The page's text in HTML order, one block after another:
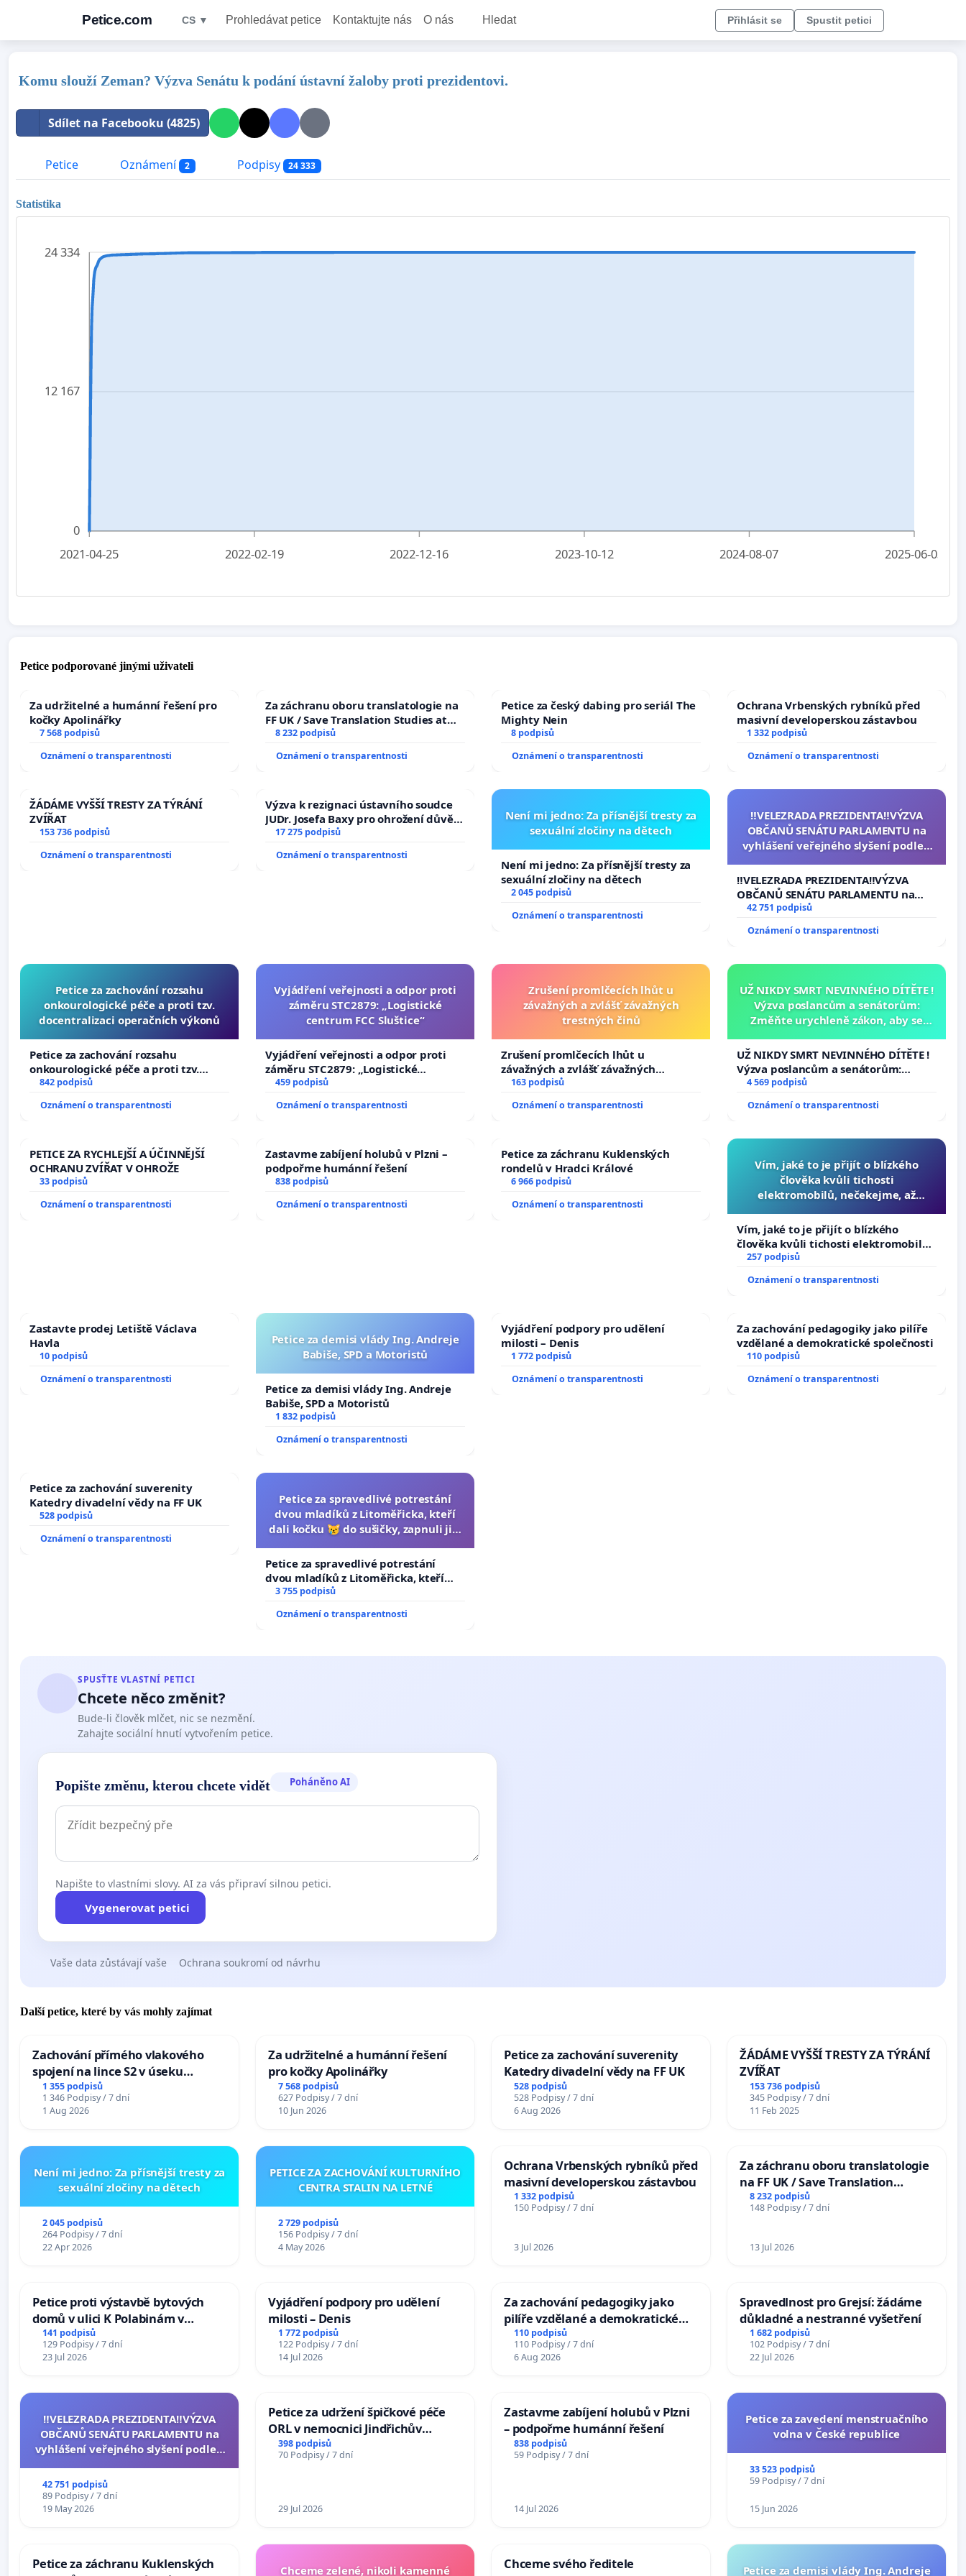
Petice.com CS ▼ Prohledávat petice Kontaktujte nás O nás Hledat Přihlásit se Spustit petici
Komu slouží Zeman? Výzva Senátu k podání ústavní žaloby proti prezidentovi.
Sdílet na Facebooku (4825)
Petice Oznámení 2 Podpisy 24 333
Statistika
0
12 167
24 334
2021-04-25 2022-02-19 2022-12-16 2023-10-12 2024-08-07 2025-06-03
Petice podporované jinými uživateli
Za udržitelné a humánní řešení pro
kočky Apolinářky
7 568 podpisů
Oznámení o transparentnosti
Za záchranu oboru translatologie na
FF UK / Save Translation Studies at
the Faculty of Arts, Charles
University
8 232 podpisů
Oznámení o transparentnosti
Petice za český dabing pro seriál The
Mighty Nein
8 podpisů
Oznámení o transparentnosti
Ochrana Vrbenských rybníků před
masivní developerskou zástavbou
1 332 podpisů
Oznámení o transparentnosti
ŽÁDÁME VYŠŠÍ TRESTY ZA TÝRÁNÍ
ZVÍŘAT
153 736 podpisů
Oznámení o transparentnosti
Výzva k rezignaci ústavního soudce
JUDr. Josefa Baxy pro ohrožení důvěry
ve spravedlivý proces
17 275 podpisů
Oznámení o transparentnosti
Není mi jedno: Za přísnější tresty za
sexuální zločiny na dětech
Není mi jedno: Za přísnější tresty za
sexuální zločiny na dětech
2 045 podpisů
Oznámení o transparentnosti
‼️VELEZRADA PREZIDENTA‼️VÝZVA
OBČANŮ SENÁTU PARLAMENTU na
vyhlášení veřejného slyšení podle §
na přijetí usnesení k podání ústavní
žaloby na prezidenta republiky
‼️VELEZRADA PREZIDENTA‼️VÝZVA
OBČANŮ SENÁTU PARLAMENTU na
vyhlášení veřejného slyšení podle §
144 jednacího řádu Senátu k návrhu
na přijetí usnesení k podání ústavní
42 751 podpisů
Oznámení o transparentnosti
Petice za zachování rozsahu
onkourologické péče a proti tzv.
docentralizaci operačních výkonů
Petice za zachování rozsahu
onkourologické péče a proti tzv.
docentralizaci operačních výkonů
842 podpisů
Oznámení o transparentnosti
Vyjádření veřejnosti a odpor proti
záměru STC2879: „Logistické
centrum FCC Sluštice“
Vyjádření veřejnosti a odpor proti
záměru STC2879: „Logistické
centrum FCC Sluštice“
459 podpisů
Oznámení o transparentnosti
Zrušení promlčecích lhůt u
závažných a zvlášť závažných
trestných činů
Zrušení promlčecích lhůt u
závažných a zvlášť závažných
trestných činů
163 podpisů
Oznámení o transparentnosti
UŽ NIKDY SMRT NEVINNÉHO DÍTĚTE !
Výzva poslancům a senátorům:
Změňte urychleně zákon, aby se
opakovat!
UŽ NIKDY SMRT NEVINNÉHO DÍTĚTE !
Výzva poslancům a senátorům:
Změňte urychleně zákon, aby se
tragédie malé Viktorky už nemohla
opakovat!
4 569 podpisů
Oznámení o transparentnosti
PETICE ZA RYCHLEJŠÍ A ÚČINNĚJŠÍ
OCHRANU ZVÍŘAT V OHROŽE
33 podpisů
Oznámení o transparentnosti
Zastavme zabíjení holubů v Plzni –
podpořme humánní řešení
838 podpisů
Oznámení o transparentnosti
Petice za záchranu Kuklenských
rondelů v Hradci Králové
6 966 podpisů
Oznámení o transparentnosti
Vím, jaké to je přijít o blízkého
člověka kvůli tichosti
elektromobilů, nečekejme, až
auta!
Vím, jaké to je přijít o blízkého
člověka kvůli tichosti elektromobilů,
nečekejme, až přibydou další,
zaveďme slyšitelná auta!
257 podpisů
Oznámení o transparentnosti
Zastavte prodej Letiště Václava
Havla
10 podpisů
Oznámení o transparentnosti
Petice za demisi vlády Ing. Andreje
Babiše, SPD a Motoristů
Petice za demisi vlády Ing. Andreje
Babiše, SPD a Motoristů
1 832 podpisů
Oznámení o transparentnosti
Vyjádření podpory pro udělení
milosti – Denis
1 772 podpisů
Oznámení o transparentnosti
Za zachování pedagogiky jako pilíře
vzdělané a demokratické společnosti
110 podpisů
Oznámení o transparentnosti
Petice za zachování suverenity
Katedry divadelní vědy na FF UK
528 podpisů
Oznámení o transparentnosti
Petice za spravedlivé potrestání
dvou mladíků z Litoměřicka, kteří
dali kočku 😿 do sušičky, zapnuli ji a
Petice za spravedlivé potrestání
dvou mladíků z Litoměřicka, kteří
dali kočku 😿 do sušičky, zapnuli ji a
umírání zvířete natočili.
3 755 podpisů
Oznámení o transparentnosti
SPUSŤTE VLASTNÍ PETICI
Chcete něco změnit?
Bude-li člověk mlčet, nic se nezmění.
Zahajte sociální hnutí vytvořením petice.
Popište změnu, kterou chcete vidět Poháněno AI
Napište to vlastními slovy. AI za vás připraví silnou petici.
Vygenerovat petici
Vaše data zůstávají vaše Ochrana soukromí od návrhu
Další petice, které by vás mohly zajímat
Zachování přímého vlakového
spojení na lince S2 v úseku
Ostrava – Bohumín – Karviná –
Mosty u Jablunkova
1 355 podpisů
1 346 Podpisy / 7 dní
1 Aug 2026
Za udržitelné a humánní řešení
pro kočky Apolinářky
7 568 podpisů
627 Podpisy / 7 dní
10 Jun 2026
Petice za zachování suverenity
Katedry divadelní vědy na FF UK
528 podpisů
528 Podpisy / 7 dní
6 Aug 2026
ŽÁDÁME VYŠŠÍ TRESTY ZA TÝRÁNÍ
ZVÍŘAT
153 736 podpisů
345 Podpisy / 7 dní
11 Feb 2025
Není mi jedno: Za přísnější tresty za
sexuální zločiny na dětech
2 045 podpisů
264 Podpisy / 7 dní
22 Apr 2026
PETICE ZA ZACHOVÁNÍ KULTURNÍHO
CENTRA STALIN NA LETNÉ
2 729 podpisů
156 Podpisy / 7 dní
4 May 2026
Ochrana Vrbenských rybníků před
masivní developerskou zástavbou
1 332 podpisů
150 Podpisy / 7 dní
3 Jul 2026
Za záchranu oboru translatologie
na FF UK / Save Translation
Studies at the Faculty of Arts,
Charles University
8 232 podpisů
148 Podpisy / 7 dní
13 Jul 2026
Petice proti výstavbě bytových
domů v ulici K Polabinám v
Pardubicích
141 podpisů
129 Podpisy / 7 dní
23 Jul 2026
Vyjádření podpory pro udělení
milosti – Denis
1 772 podpisů
122 Podpisy / 7 dní
14 Jul 2026
Za zachování pedagogiky jako
pilíře vzdělané a demokratické
společnosti
110 podpisů
110 Podpisy / 7 dní
6 Aug 2026
Spravedlnost pro Grejsí: žádáme
důkladné a nestranné vyšetření
1 682 podpisů
102 Podpisy / 7 dní
22 Jul 2026
‼️VELEZRADA PREZIDENTA‼️VÝZVA
OBČANŮ SENÁTU PARLAMENTU na
vyhlášení veřejného slyšení podle §
na přijetí usnesení k podání ústavní
žaloby na prezidenta republiky
42 751 podpisů
89 Podpisy / 7 dní
19 May 2026
Petice za udržení špičkové péče
ORL v nemocnici Jindřichův
Hradec
398 podpisů
70 Podpisy / 7 dní
29 Jul 2026
Zastavme zabíjení holubů v Plzni
– podpořme humánní řešení
838 podpisů
59 Podpisy / 7 dní
14 Jul 2026
Petice za zavedení menstruačního
volna v České republice
33 523 podpisů
59 Podpisy / 7 dní
15 Jun 2026
Petice za záchranu Kuklenských
Chceme zelené, nikoli kamenné Chceme svého ředitele Petice za demisi vlády Ing. Andreje